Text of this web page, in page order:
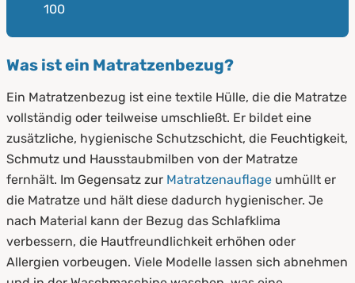
100
Was ist ein Matratzenbezug?
Ein Matratzenbezug ist eine textile Hülle, die die Matratze
vollständig oder teilweise umschließt. Er bildet eine
zusätzliche, hygienische Schutzschicht, die Feuchtigkeit,
Schmutz und Hausstaubmilben von der Matratze
fernhält. Im Gegensatz zur Matratzenauflage umhüllt er
die Matratze und hält diese dadurch hygienischer. Je
nach Material kann der Bezug das Schlafklima
verbessern, die Hautfreundlichkeit erhöhen oder
Allergien vorbeugen. Viele Modelle lassen sich abnehmen